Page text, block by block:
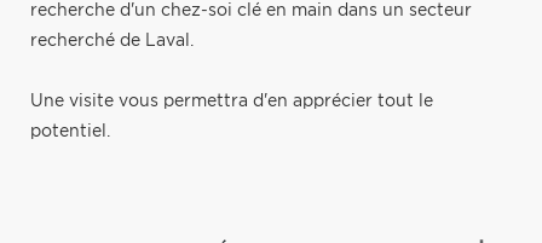
recherche d'un chez-soi clé en main dans un secteur
recherché de Laval.
Une visite vous permettra d'en apprécier tout le
potentiel.